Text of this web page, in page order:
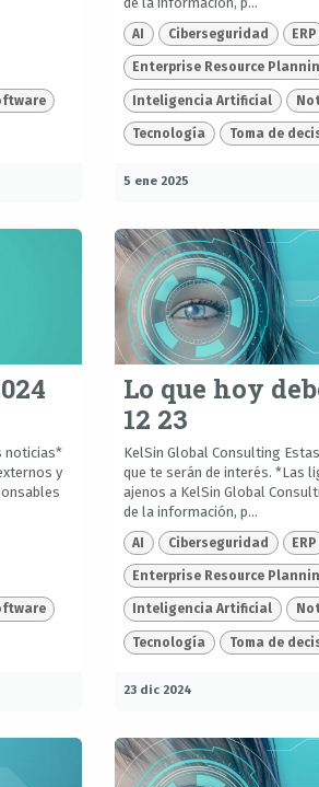
AI Ciberseguridad ERP
Enterprise Resource
Inteligencia Artificial
Tecnología Toma de
5 ene 2025
noticias*
y
Lo que hoy
12 23
KelSin Global Consulting
que te serán de interés. *Las
ajenos a KelSin Global
de la información, p...
AI Ciberseguridad ERP
Enterprise Resource
Inteligencia Artificial
Tecnología Toma de
23 dic 2024